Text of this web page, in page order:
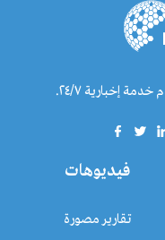
إخبارية ٢٤/٧.
فيديوهات
تقارير مصورة